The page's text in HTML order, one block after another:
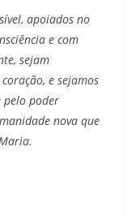
apoiados no
e com
sejam
e sejamos
pelo poder
nova que